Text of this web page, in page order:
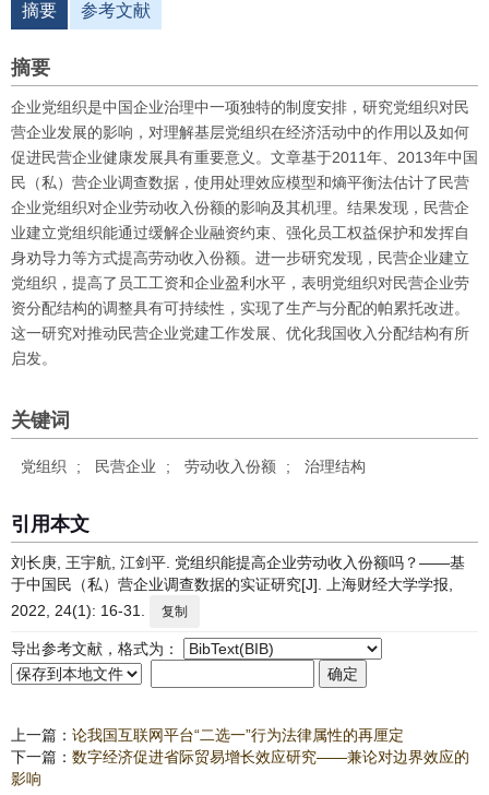
摘要 参考文献
摘要
企业党组织是中国企业治理中一项独特的制度安排，研究党组织对民
营企业发展的影响，对理解基层党组织在经济活动中的作用以及如何
促进民营企业健康发展具有重要意义。文章基于2011年、2013年中国
民（私）营企业调查数据，使用处理效应模型和熵平衡法估计了民营
企业党组织对企业劳动收入份额的影响及其机理。结果发现，民营企
业建立党组织能通过缓解企业融资约束、强化员工权益保护和发挥自
身劝导力等方式提高劳动收入份额。进一步研究发现，民营企业建立
党组织，提高了员工工资和企业盈利水平，表明党组织对民营企业劳
资分配结构的调整具有可持续性，实现了生产与分配的帕累托改进。
这一研究对推动民营企业党建工作发展、优化我国收入分配结构有所
启发。
关键词
党组织 ; 民营企业 ; 劳动收入份额 ; 治理结构
引用本文
刘长庚, 王宇航, 江剑平. 党组织能提高企业劳动收入份额吗？——基
于中国民（私）营企业调查数据的实证研究[J]. 上海财经大学学报,
2022, 24(1): 16-31.
复制
导出参考文献，格式为：
上一篇： 论我国互联网平台“二选一”行为法律属性的再厘定
下一篇： 数字经济促进省际贸易增长效应研究——兼论对边界效应的
影响